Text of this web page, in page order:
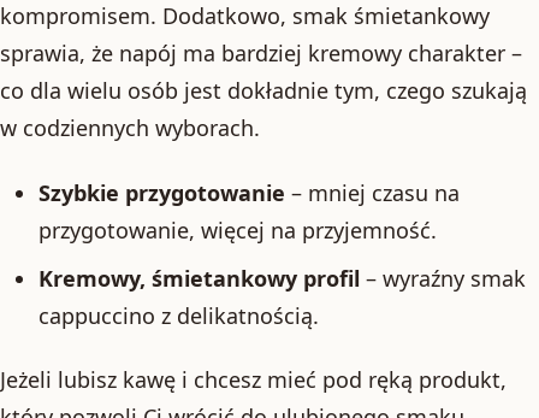
kompromisem. Dodatkowo, smak śmietankowy
sprawia, że napój ma bardziej kremowy charakter –
co dla wielu osób jest dokładnie tym, czego szukają
w codziennych wyborach.
Szybkie przygotowanie – mniej czasu na
przygotowanie, więcej na przyjemność.
Kremowy, śmietankowy profil – wyraźny smak
cappuccino z delikatnością.
Jeżeli lubisz kawę i chcesz mieć pod ręką produkt,